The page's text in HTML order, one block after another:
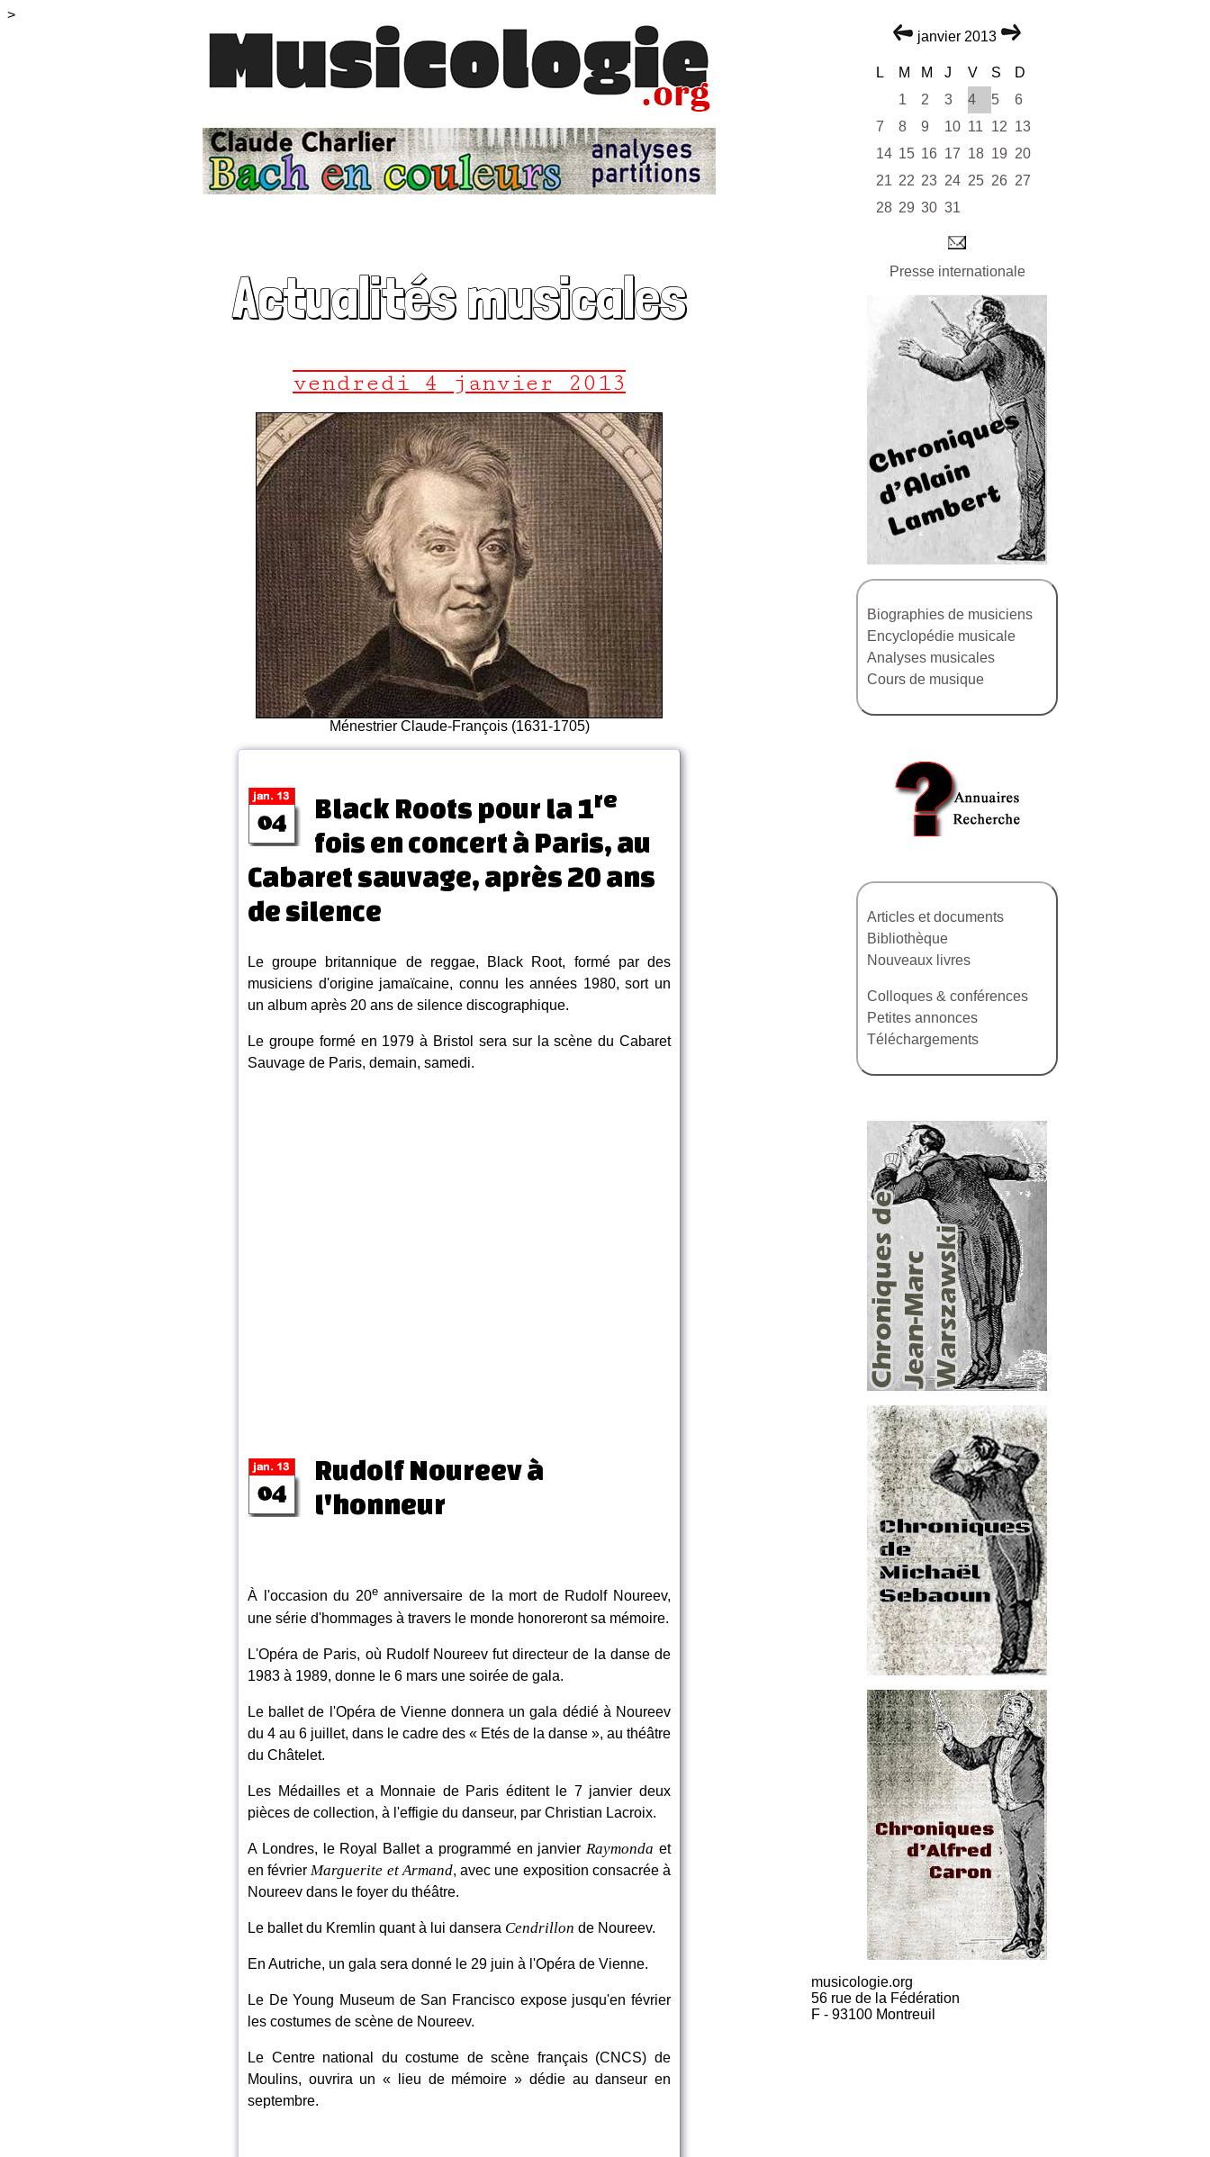
>
Actualités musicales
vendredi 4 janvier 2013
Ménestrier Claude-François (1631-1705)
Black Roots pour la 1re
fois en concert à Paris, au
Cabaret sauvage, après 20 ans
de silence
Le groupe britannique de reggae, Black Root, formé par des
musiciens d'origine jamaïcaine, connu les années 1980, sort un
un album après 20 ans de silence discographique.
Le groupe formé en 1979 à Bristol sera sur la scène du Cabaret
Sauvage de Paris, demain, samedi.
Rudolf Noureev à
l'honneur
À l'occasion du 20eanniversaire de la mort de Rudolf Noureev,
une série d'hommages à travers le monde honoreront sa mémoire.
L'Opéra de Paris, où Rudolf Noureev fut directeur de la danse de
1983 à 1989, donne le 6 mars une soirée de gala.
Le ballet de l'Opéra de Vienne donnera un gala dédié à Noureev
du 4 au 6 juillet, dans le cadre des « Etés de la danse », au théâtre
du Châtelet.
Les Médailles et a Monnaie de Paris éditent le 7 janvier deux
pièces de collection, à l'effigie du danseur, par Christian Lacroix.
A Londres, le Royal Ballet a programmé en janvier Raymonda et
en février Marguerite et Armand, avec une exposition consacrée à
Noureev dans le foyer du théâtre.
Le ballet du Kremlin quant à lui dansera Cendrillon de Noureev.
En Autriche, un gala sera donné le 29 juin à l'Opéra de Vienne.
Le De Young Museum de San Francisco expose jusqu'en février
les costumes de scène de Noureev.
Le Centre national du costume de scène français (CNCS) de
Moulins, ouvrira un « lieu de mémoire » dédie au danseur en
septembre.
janvier 2013
L M M J V S
D
1
2 3 4 5
6
7
8 9 10 11 12 13
14 15 16 17 18 19 20
21 22 23 24 25 26 27
28 29 30 31
Presse internationale
Biographies de musiciens
Encyclopédie musicale
Analyses musicales
Cours de musique
Articles et documents
Bibliothèque
Nouveaux livres
Colloques & conférences
Petites annonces
Téléchargements
musicologie.org
56 rue de la Fédération
F - 93100 Montreuil